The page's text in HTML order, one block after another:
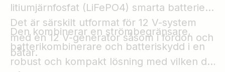
Orion
SmartShunt
litiumjärnfosfat (LiFePO4) smarta batterier.
Det är särskilt utformat för 12 V-system
med en 12 V-generator såsom i fordon och
båtar.
Den kombinerar en strömbegränsare,
batterikombinerare och batteriskydd i en
robust och kompakt lösning med vilken du